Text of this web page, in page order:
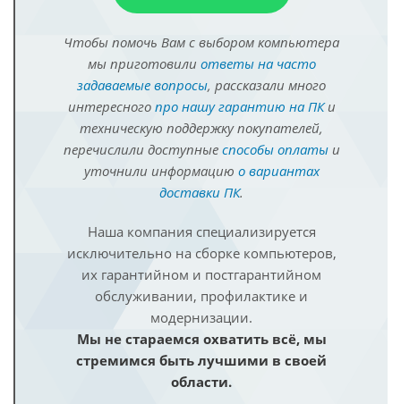
Чтобы помочь Вам с выбором компьютера
мы приготовили ответы на часто
задаваемые вопросы, рассказали много
интересного про нашу гарантию на ПКи
техническую поддержку покупателей,
перечислили доступные способы оплатыи
уточнили информацию о вариантах
доставки ПК.
Наша компания специализируется
исключительно на сборке компьютеров,
их гарантийном и постгарантийном
обслуживании, профилактике и
модернизации.
Мы не стараемся охватить всё, мы
стремимся быть лучшими в своей
области.